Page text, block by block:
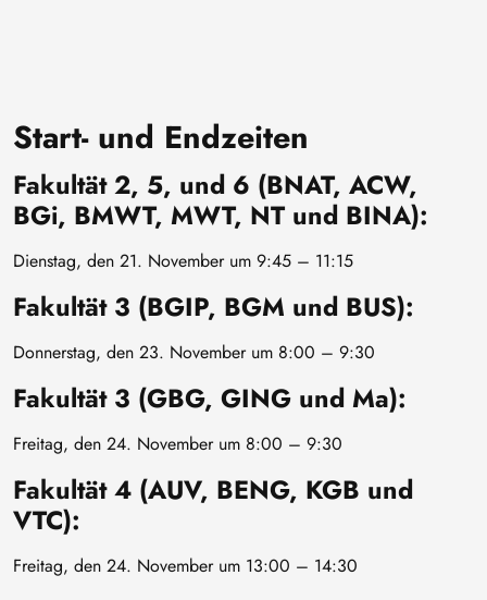
Start- und Endzeiten
Fakultät 2, 5, und 6 (BNAT, ACW,
BGi, BMWT, MWT, NT und BINA):
Dienstag, den 21. November um 9:45 – 11:15
Fakultät 3 (BGIP, BGM und BUS):
Donnerstag, den 23. November um 8:00 – 9:30
Fakultät 3 (GBG, GING und Ma):
Freitag, den 24. November um 8:00 – 9:30
Fakultät 4 (AUV, BENG, KGB und
VTC):
Freitag, den 24. November um 13:00 – 14:30